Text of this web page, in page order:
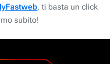
, ti basta un click
subito!